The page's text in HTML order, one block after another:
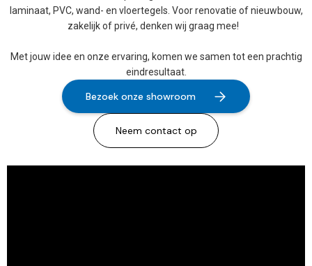
laminaat, PVC, wand- en vloertegels. Voor renovatie of nieuwbouw,
zakelijk of privé, denken wij graag mee!
Met jouw idee en onze ervaring, komen we samen tot een prachtig
eindresultaat.
Bezoek onze showroom
Neem contact op